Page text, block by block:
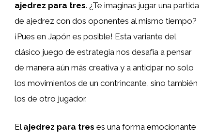
ajedrez para tres. ¿Te imaginas jugar una partida
de ajedrez con dos oponentes al mismo tiempo?
¡Pues en Japón es posible! Esta variante del
clásico juego de estrategia nos desafía a pensar
de manera aún más creativa y a anticipar no solo
los movimientos de un contrincante, sino también
los de otro jugador.
El ajedrez para tres es una forma emocionante